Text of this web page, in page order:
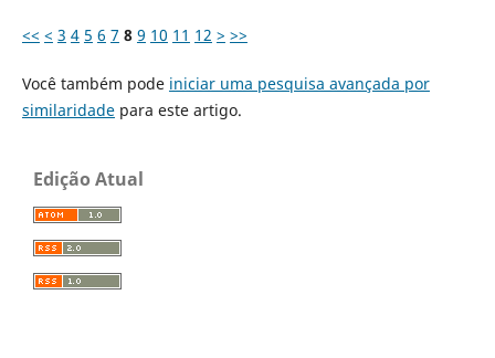
<< < 3 4 5 6 7 8 9 10 11 12 > >>
Você também pode iniciar uma pesquisa avançada por
similaridadepara este artigo.
Edição Atual